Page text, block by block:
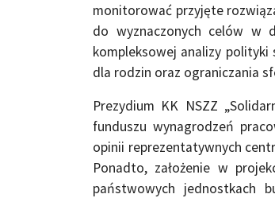
monitorować przyjęte
do wyznaczonych celów w
kompleksowej analizy polityki
dla rodzin oraz ograniczania
Prezydium KK NSZZ
funduszu wynagrodzeń
opinii reprezentatywnych
Ponadto, założenie w
państwowych jednostkach